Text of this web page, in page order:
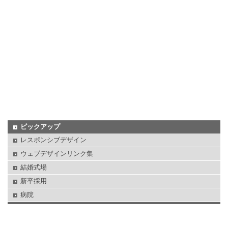
ピックアップ
レスポンシブデザイン
ウェブデザインリンク集
結婚式場
新卒採用
病院